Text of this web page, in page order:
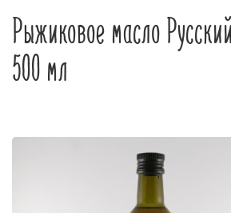
Рыжиковое масло
500 мл